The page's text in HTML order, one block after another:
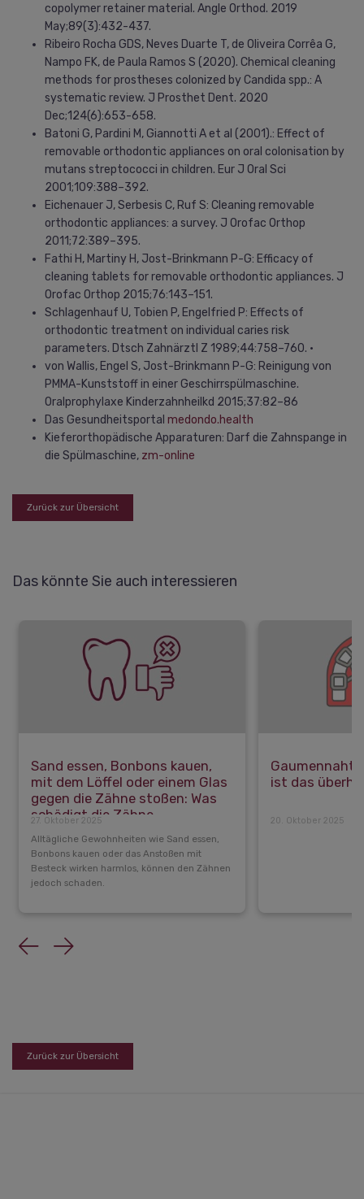
Zurück zur Übersicht
copolymer retainer material. Angle Orthod. 2019
May;89(3):432-437.
Ribeiro Rocha GDS, Neves Duarte T, de Oliveira Corrêa G,
Nampo FK, de Paula Ramos S (2020). Chemical cleaning
methods for prostheses colonized by Candida spp.: A
systematic review. J Prosthet Dent. 2020
Dec;124(6):653-658.
Batoni G, Pardini M, Giannotti A et al (2001).: Effect of
removable orthodontic appliances on oral colonisation by
mutans streptococci in children. Eur J Oral Sci
2001;109:388–392.
Eichenauer J, Serbesis C, Ruf S: Cleaning removable
orthodontic appliances: a survey. J Orofac Orthop
2011;72:389–395.
Fathi H, Martiny H, Jost-Brinkmann P-G: Efficacy of
cleaning tablets for removable orthodontic appliances. J
Orofac Orthop 2015;76:143–151.
Schlagenhauf U, Tobien P, Engelfried P: Effects of
orthodontic treatment on individual caries risk
parameters. Dtsch Zahnärztl Z 1989;44:758–760. •
von Wallis, Engel S, Jost-Brinkmann P-G: Reinigung von
PMMA-Kunststoff in einer Geschirrspülmaschine.
Oralprophylaxe Kinderzahnheilkd 2015;37:82–86
Das Gesundheitsportal medondo.health
Kieferorthopädische Apparaturen: Darf die Zahnspange in
die Spülmaschine, zm-online
Das könnte Sie auch interessieren
Sand essen, Bonbons kauen,
mit dem Löffel oder einem Glas
gegen die Zähne stoßen: Was
schädigt die Zähne
27. Oktober 2025
Alltägliche Gewohnheiten wie Sand essen,
Bonbons kauen oder das Anstoßen mit
Besteck wirken harmlos, können den Zähnen
jedoch schaden.
ist das
20. Oktober 2025
Previous
Next
Zurück zur Übersicht